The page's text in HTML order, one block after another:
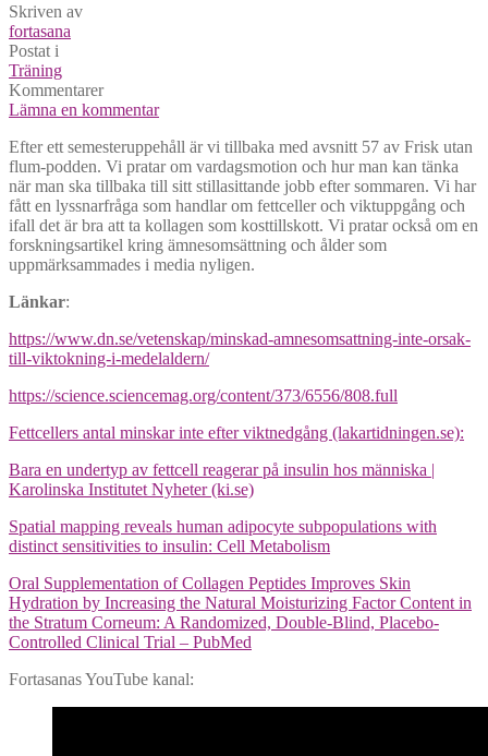
Skriven av
fortasana
Postat i
Träning
Kommentarer
Lämna en kommentar
Efter ett semesteruppehåll är vi tillbaka med avsnitt 57 av Frisk utan
flum-podden. Vi pratar om vardagsmotion och hur man kan tänka
när man ska tillbaka till sitt stillasittande jobb efter sommaren. Vi har
fått en lyssnarfråga som handlar om fettceller och viktuppgång och
ifall det är bra att ta kollagen som kosttillskott. Vi pratar också om en
forskningsartikel kring ämnesomsättning och ålder som
uppmärksammades i media nyligen.
Länkar:
https://www.dn.se/vetenskap/minskad-amnesomsattning-inte-orsak-
till-viktokning-i-medelaldern/
https://science.sciencemag.org/content/373/6556/808.full
Fettcellers antal minskar inte efter viktnedgång (lakartidningen.se):
Bara en undertyp av fettcell reagerar på insulin hos människa |
Karolinska Institutet Nyheter (ki.se)
Spatial mapping reveals human adipocyte subpopulations with
distinct sensitivities to insulin: Cell Metabolism
Oral Supplementation of Collagen Peptides Improves Skin
Hydration by Increasing the Natural Moisturizing Factor Content in
the Stratum Corneum: A Randomized, Double-Blind, Placebo-
Controlled Clinical Trial – PubMed
Fortasanas YouTube kanal: